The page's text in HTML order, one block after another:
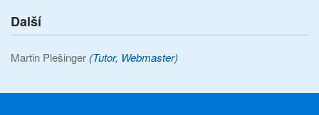
Další
Martin Plešinger (Tutor, Webmaster)